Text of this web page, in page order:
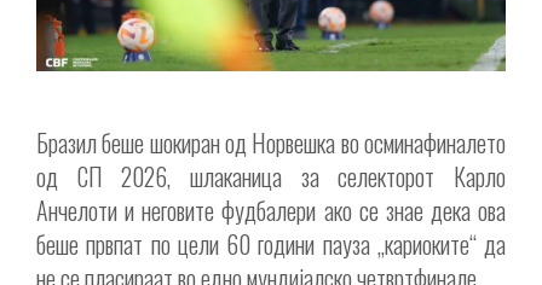
Бразил беше шокиран од Норвешка во осминафиналето
од СП 2026, шлаканица за селекторот Карло
Анчелоти и неговите фудбалери ако се знае дека ова
беше првпат по цели 60 години пауза „кариоките“ да
не се пласираат во едно мундијалско четвртфинале.